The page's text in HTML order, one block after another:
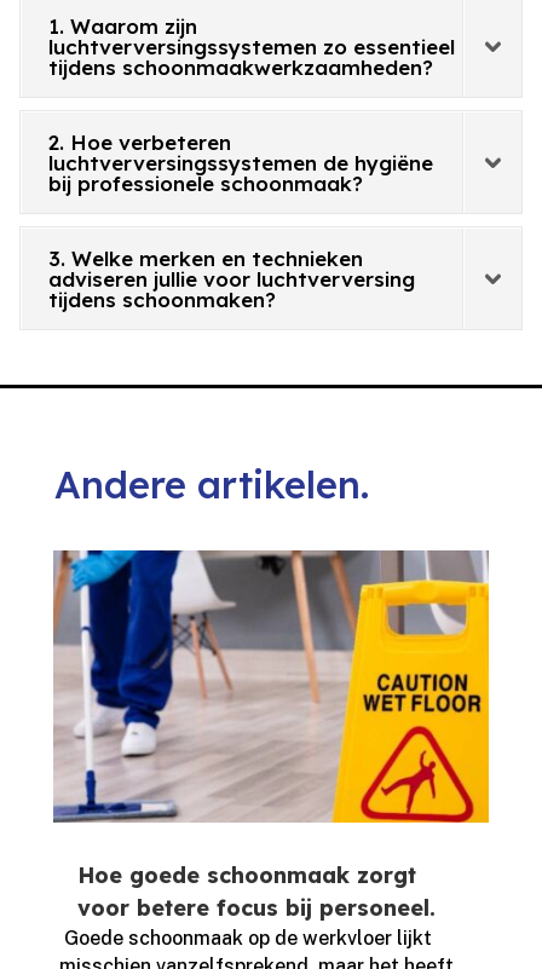
1. Waarom zijn
luchtverversingssystemen zo essentieel
tijdens schoonmaakwerkzaamheden?
2. Hoe verbeteren
luchtverversingssystemen de hygiëne
bij professionele schoonmaak?
3. Welke merken en technieken
adviseren jullie voor luchtverversing
tijdens schoonmaken?
Andere artikelen.
Hoe goede schoonmaak zorgt
voor betere focus bij personeel.
​ Goede schoonmaak op de werkvloer lijkt